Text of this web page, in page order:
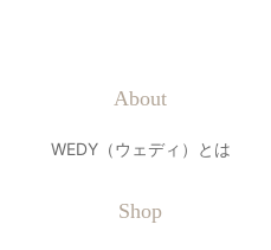
About
WEDY（ウェディ）とは
Shop